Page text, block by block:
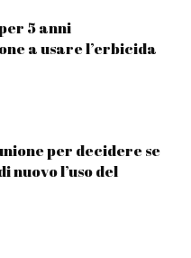
5 anni
a usare l’erbicida
per decidere se
nuovo l’uso del